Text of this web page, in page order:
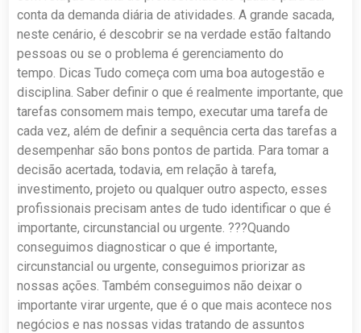
conta da demanda diária de atividades. A grande sacada,
neste cenário, é descobrir se na verdade estão faltando
pessoas ou se o problema é gerenciamento do
tempo. Dicas Tudo começa com uma boa autogestão e
disciplina. Saber definir o que é realmente importante, que
tarefas consomem mais tempo, executar uma tarefa de
cada vez, além de definir a sequência certa das tarefas a
desempenhar são bons pontos de partida. Para tomar a
decisão acertada, todavia, em relação à tarefa,
investimento, projeto ou qualquer outro aspecto, esses
profissionais precisam antes de tudo identificar o que é
importante, circunstancial ou urgente. ???Quando
conseguimos diagnosticar o que é importante,
circunstancial ou urgente, conseguimos priorizar as
nossas ações. Também conseguimos não deixar o
importante virar urgente, que é o que mais acontece nos
negócios e nas nossas vidas tratando de assuntos